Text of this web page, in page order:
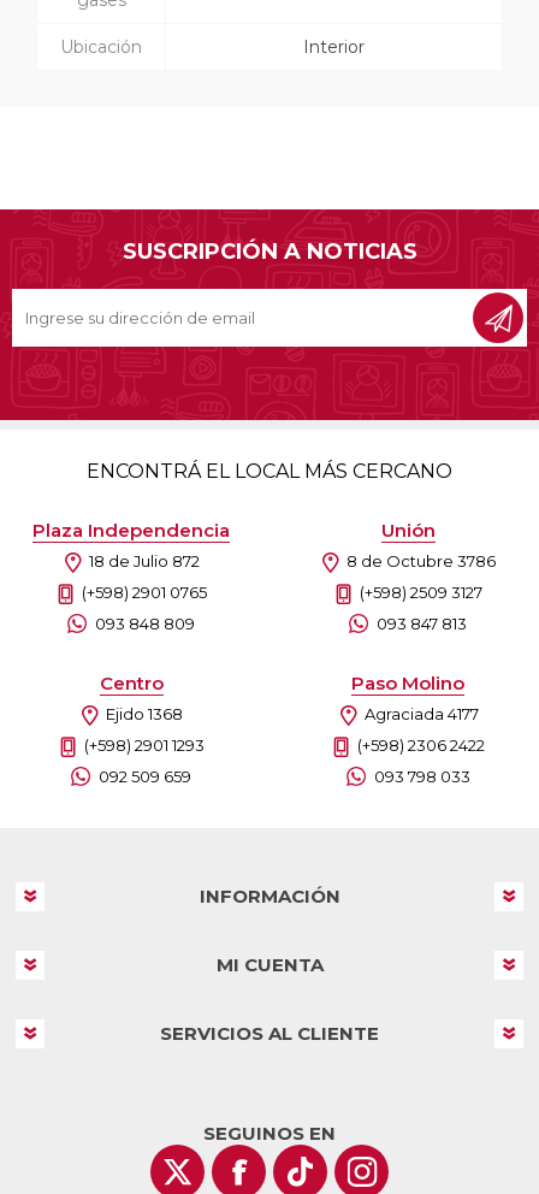
Ubicación Interior
SUSCRIPCIÓN A NOTICIAS
ENCONTRÁ EL LOCAL MÁS CERCANO
Plaza Independencia
18 de Julio 872
(+598) 2901 0765
093 848 809
Unión
8 de Octubre 3786
(+598) 2509 3127
093 847 813
Centro
Ejido 1368
(+598) 2901 1293
092 509 659
Paso Molino
Agraciada 4177
(+598) 2306 2422
093 798 033
INFORMACIÓN
MI CUENTA
SERVICIOS AL CLIENTE
SEGUINOS EN